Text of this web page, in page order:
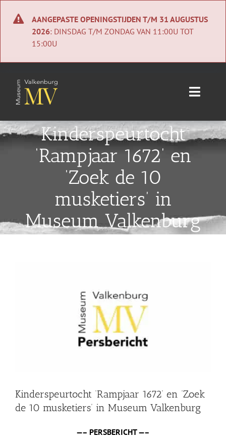
naar
AANGEPASTE OPENINGSTIJDEN T/M 31 AUGUSTUS
2026: DINSDAG T/M ZONDAG VAN 11:00U TOT
15:00U
Toggle
Home
Nieuws
Shop
Kinderspeurtocht
‘Rampjaar 1672’ en
‘Zoek de 10
musketiers’ in
Museum Valkenburg
Kinderspeurtocht ‘Rampjaar 1672’ en ‘Zoek
de 10 musketiers’ in Museum Valkenburg
—– PERSBERICHT —–